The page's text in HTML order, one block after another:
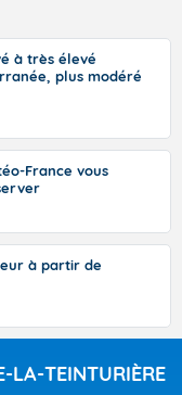
à très élevé
plus modéré
France vous
à partir de
LA-TEINTURIÈRE